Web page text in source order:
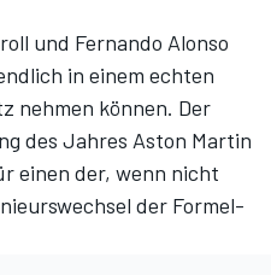
und Fernando Alonso
in einem echten
nehmen können. Der
des Jahres Aston Martin
einen der, wenn nicht
der Formel-